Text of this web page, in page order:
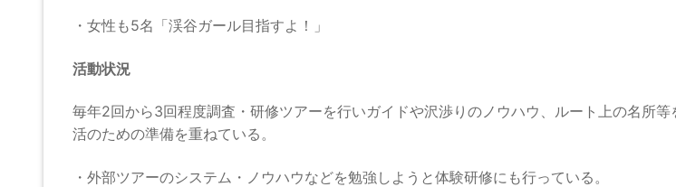
・女性も5名「渓谷ガール目指すよ！」
活動状況
毎年2回から3回程度調査・研修ツアーを行いガイドや沢渉りのノウハウ、ルート上の名所
活のための準備を重ねている。
・外部ツアーのシステム・ノウハウなどを勉強しようと体験研修にも行っている。